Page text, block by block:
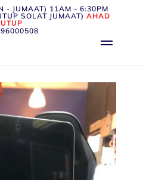
- JUMAAT) 11AM - 6:30PM
SOLAT JUMAAT) AHAD